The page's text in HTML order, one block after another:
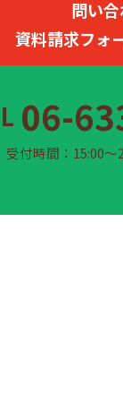
問い
資料請求フォ
06-
受付時間：15:00〜